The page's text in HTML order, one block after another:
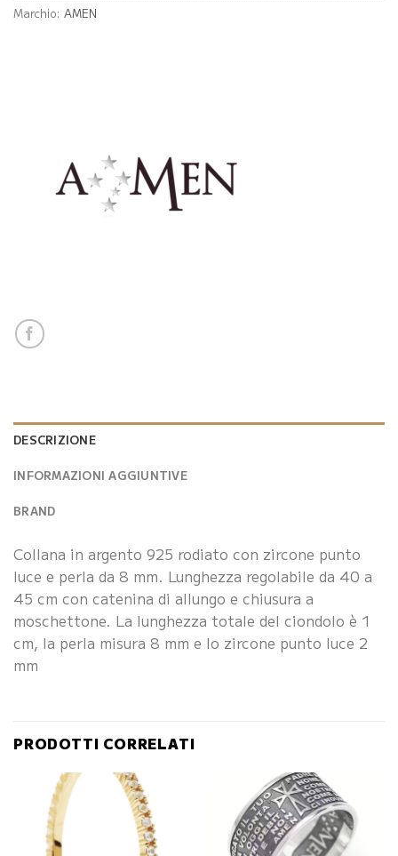
Marchio: AMEN
DESCRIZIONE
INFORMAZIONI AGGIUNTIVE
BRAND
Collana in argento 925 rodiato con zircone punto
luce e perla da 8 mm. Lunghezza regolabile da 40 a
45 cm con catenina di allungo e chiusura a
moschettone. La lunghezza totale del ciondolo è 1
cm, la perla misura 8 mm e lo zircone punto luce 2
mm
PRODOTTI CORRELATI